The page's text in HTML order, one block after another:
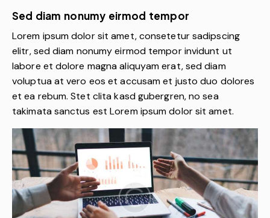
Sed diam nonumy eirmod tempor
Lorem ipsum dolor sit amet, consetetur sadipscing
elitr, sed diam nonumy eirmod tempor invidunt ut
labore et dolore magna aliquyam erat, sed diam
voluptua at vero eos et accusam et justo duo dolores
et ea rebum. Stet clita kasd gubergren, no sea
takimata sanctus est Lorem ipsum dolor sit amet.